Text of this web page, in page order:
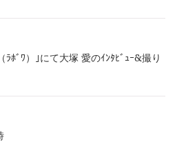
ﾎﾞﾜ）｣にて大塚 愛のｲﾝﾀﾋﾞｭｰ&撮り